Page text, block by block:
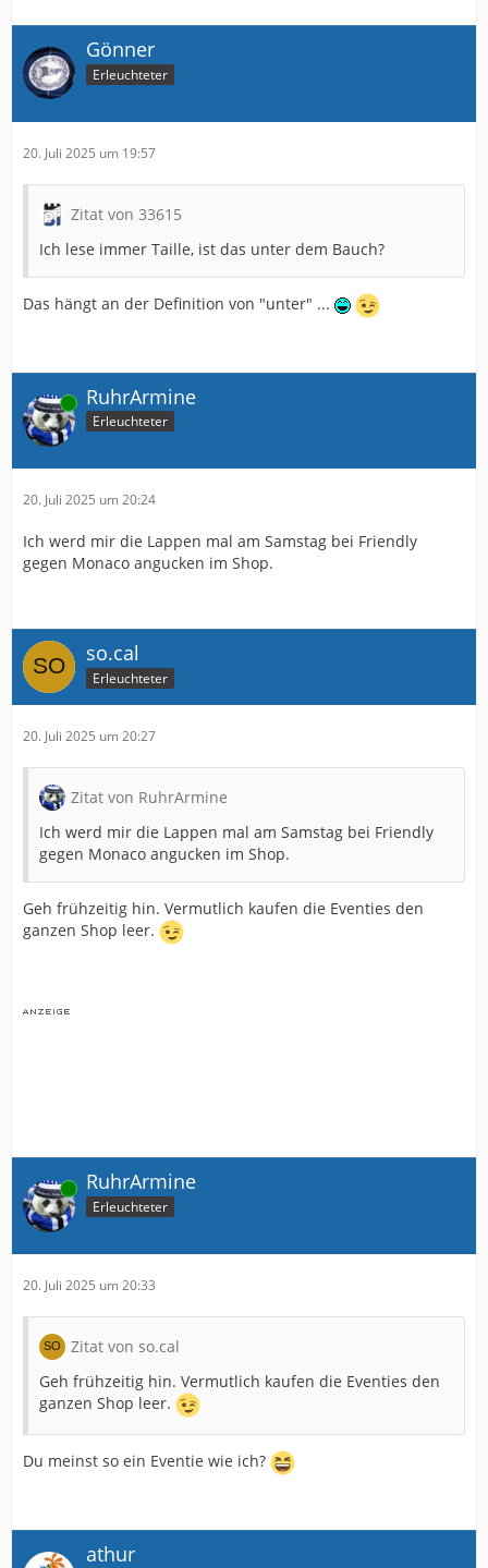
Gönner
Erleuchteter
20. Juli 2025 um 19:57
Zitat von 33615
Ich lese immer Taille, ist das unter dem Bauch?
Das hängt an der Definition von "unter" ...
Online RuhrArmine
Erleuchteter
20. Juli 2025 um 20:24
Ich werd mir die Lappen mal am Samstag bei Friendly
gegen Monaco angucken im Shop.
so.cal
Erleuchteter
20. Juli 2025 um 20:27
Zitat von RuhrArmine
Ich werd mir die Lappen mal am Samstag bei Friendly
gegen Monaco angucken im Shop.
Geh frühzeitig hin. Vermutlich kaufen die Eventies den
ganzen Shop leer.
Online RuhrArmine
Erleuchteter
20. Juli 2025 um 20:33
Zitat von so.cal
Geh frühzeitig hin. Vermutlich kaufen die Eventies den
ganzen Shop leer.
Du meinst so ein Eventie wie ich?
athur